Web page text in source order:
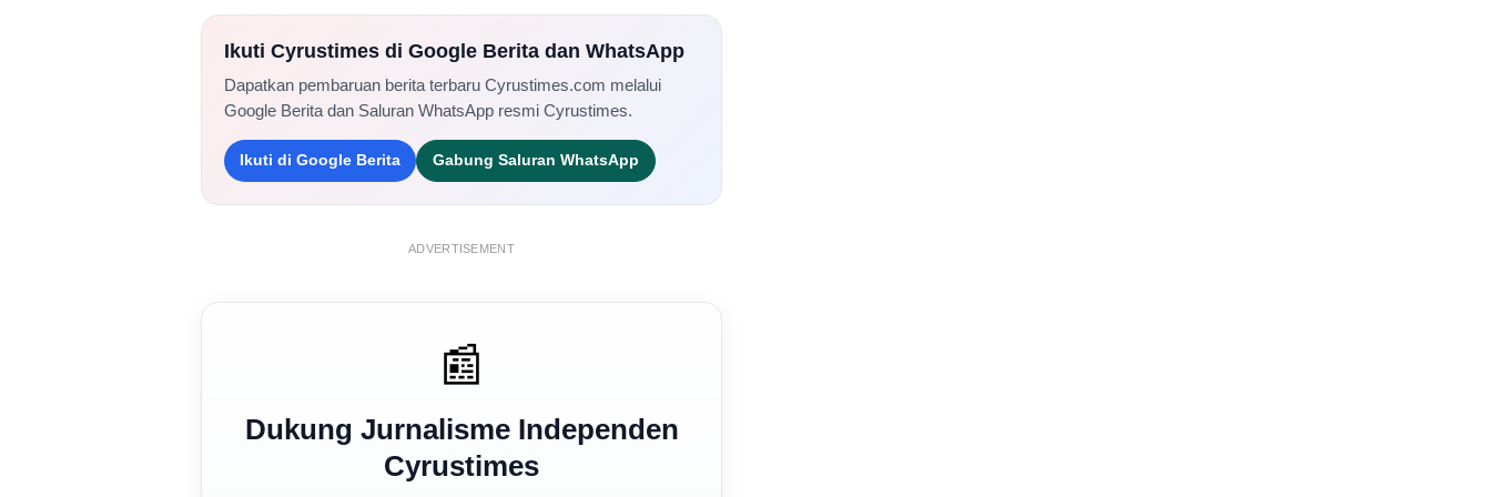
Ikuti Cyrustimes di Google Berita dan WhatsApp
Dapatkan pembaruan berita terbaru Cyrustimes.com melalui
Google Berita dan Saluran WhatsApp resmi Cyrustimes.
Ikuti di Google Berita Gabung Saluran WhatsApp
ADVERTISEMENT
📰
Dukung Jurnalisme Independen
Cyrustimes